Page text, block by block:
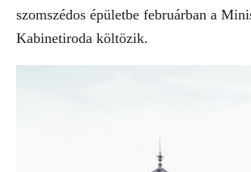
szomszédos épületbe februárban a
Kabinetiroda költözik.